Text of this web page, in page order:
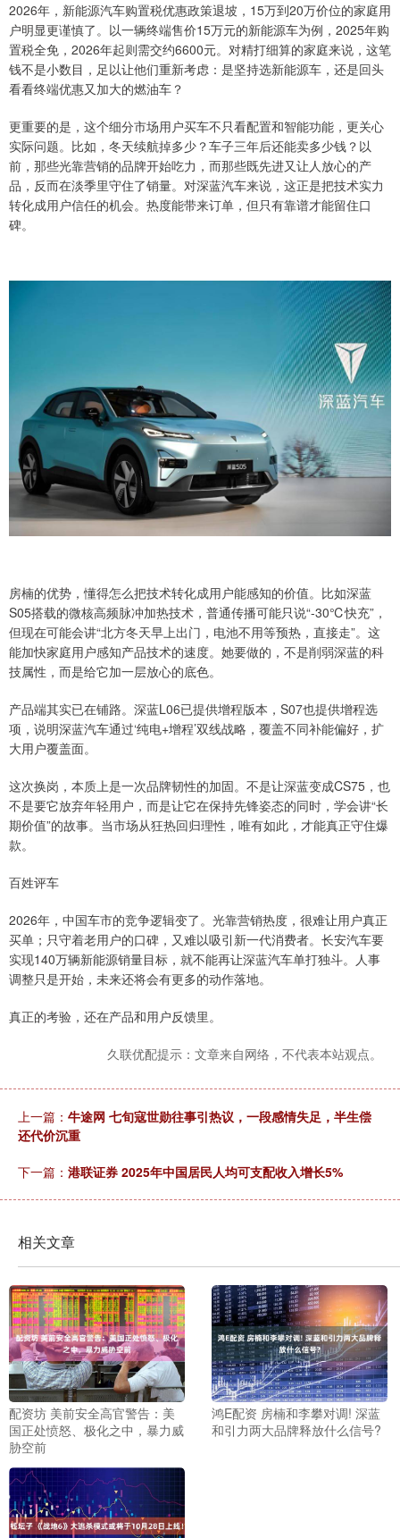
2026年，新能源汽车购置税优惠政策退坡，15万到20万价位的家庭用
户明显更谨慎了。以一辆终端售价15万元的新能源车为例，2025年购
置税全免，2026年起则需交约6600元。对精打细算的家庭来说，这笔
钱不是小数目，足以让他们重新考虑：是坚持选新能源车，还是回头
看看终端优惠又加大的燃油车？
更重要的是，这个细分市场用户买车不只看配置和智能功能，更关心
实际问题。比如，冬天续航掉多少？车子三年后还能卖多少钱？以
前，那些光靠营销的品牌开始吃力，而那些既先进又让人放心的产
品，反而在淡季里守住了销量。对深蓝汽车来说，这正是把技术实力
转化成用户信任的机会。热度能带来订单，但只有靠谱才能留住口
碑。
房楠的优势，懂得怎么把技术转化成用户能感知的价值。比如深蓝
S05搭载的微核高频脉冲加热技术，普通传播可能只说“-30℃快充”，
但现在可能会讲“北方冬天早上出门，电池不用等预热，直接走”。这
能加快家庭用户感知产品技术的速度。她要做的，不是削弱深蓝的科
技属性，而是给它加一层放心的底色。
产品端其实已在铺路。深蓝L06已提供增程版本，S07也提供增程选
项，说明深蓝汽车通过‘纯电+增程’双线战略，覆盖不同补能偏好，扩
大用户覆盖面。
这次换岗，本质上是一次品牌韧性的加固。不是让深蓝变成CS75，也
不是要它放弃年轻用户，而是让它在保持先锋姿态的同时，学会讲“长
期价值”的故事。当市场从狂热回归理性，唯有如此，才能真正守住爆
款。
百姓评车
2026年，中国车市的竞争逻辑变了。光靠营销热度，很难让用户真正
买单；只守着老用户的口碑，又难以吸引新一代消费者。长安汽车要
实现140万辆新能源销量目标，就不能再让深蓝汽车单打独斗。人事
调整只是开始，未来还将会有更多的动作落地。
真正的考验，还在产品和用户反馈里。
久联优配提示：文章来自网络，不代表本站观点。
上一篇： 牛途网 七旬寇世勋往事引热议，一段感情失足，半生偿
还代价沉重
下一篇： 港联证券 2025年中国居民人均可支配收入增长5%
相关文章
配资坊 美前安全高官警告：美
国正处愤怒、极化之中，暴力威
胁空前
鸿E配资 房楠和李攀对调! 深蓝
和引力两大品牌释放什么信号?